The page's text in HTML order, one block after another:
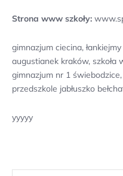
Strona www szkoły:
gimnazjum ciecina,
augustianek kraków, szkoła
gimnazjum nr 1
przedszkole jabłuszko
yyyyy